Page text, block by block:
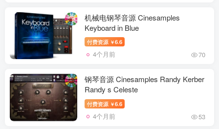
机械电钢琴音源 Cinesamples
Keyboard in Blue
付费资源 ￥6.6
4个月前 70
钢琴音源 Cinesamples Randy Kerber
Randy s Celeste
付费资源 ￥6.6
4个月前 53